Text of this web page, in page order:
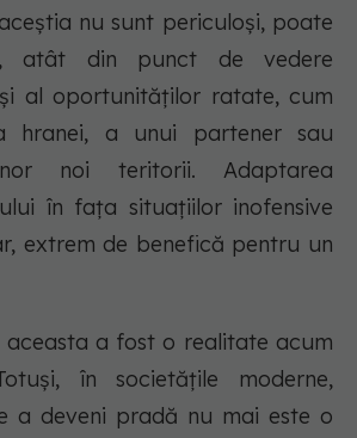
nu sunt periculoși, poate
atât din punct de vedere
al oportunităților ratate, cum
hranei, a unui partener sau
noi teritorii. Adaptarea
în fața situațiilor inofensive
extrem de benefică pentru un
aceasta a fost o realitate acum
în societățile moderne,
a deveni pradă nu mai este o